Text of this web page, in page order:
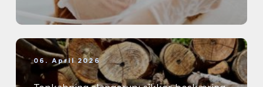
06. April 2026